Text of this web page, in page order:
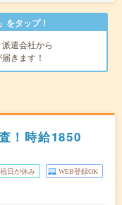
タップ！
遣会社から
きます！
！時給1850
日が休み WEB登録OK